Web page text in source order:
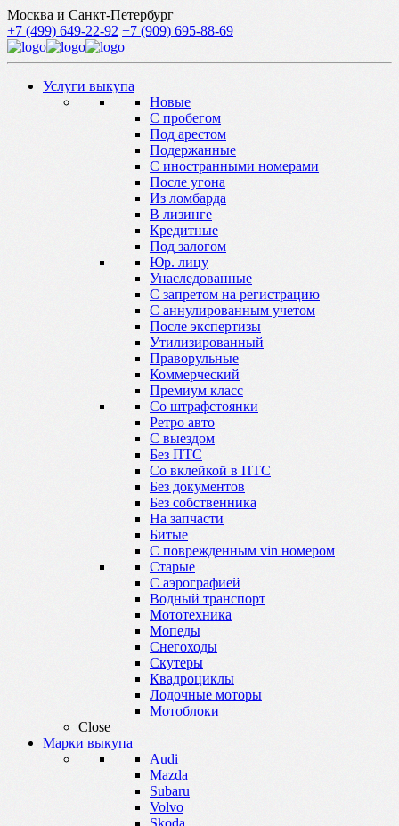
Москва и Санкт-Петербург
+7 (499) 649-22-92 +7 (909) 695-88-69
Услуги выкупа
Новые
С пробегом
Под арестом
Подержанные
С иностранными номерами
После угона
Из ломбарда
В лизинге
Кредитные
Под залогом
Юр. лицу
Унаследованные
С запретом на регистрацию
С аннулированным учетом
После экспертизы
Утилизированный
Праворульные
Коммерческий
Премиум класс
Со штрафстоянки
Ретро авто
С выездом
Без ПТС
Со вклейкой в ПТС
Без документов
Без собственника
На запчасти
Битые
С поврежденным vin номером
Старые
С аэрографией
Водный транспорт
Мототехника
Мопеды
Снегоходы
Скутеры
Квадроциклы
Лодочные моторы
Мотоблоки
Close
Марки выкупа
Audi
Mazda
Subaru
Volvo
Skoda